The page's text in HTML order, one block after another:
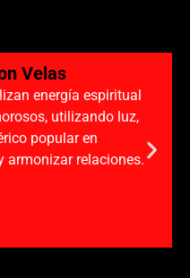
Velas
energía espiritual
utilizando luz,
popular en
armonizar relaciones.